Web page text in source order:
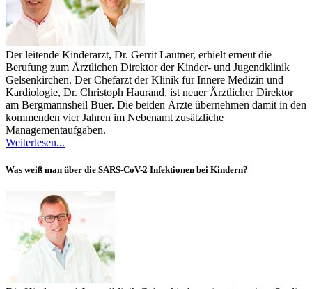
Der leitende Kinderarzt, Dr. Gerrit Lautner, erhielt erneut die
Berufung zum Ärztlichen Direktor der Kinder- und Jugendklinik
Gelsenkirchen. Der Chefarzt der Klinik für Innere Medizin und
Kardiologie, Dr. Christoph Haurand, ist neuer Ärztlicher Direktor
am Bergmannsheil Buer. Die beiden Ärzte übernehmen damit in den
kommenden vier Jahren im Nebenamt zusätzliche
Managementaufgaben.
Weiterlesen...
Was weiß man über die SARS-CoV-2 Infektionen bei Kindern?